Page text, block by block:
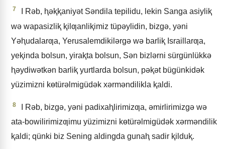
7
I Rǝb, ⱨǝⱪⱪaniyǝt Sǝndila tepilidu, lekin Sanga asiyliⱪ
wǝ wapasizliⱪ ⱪilƣanliⱪimiz tüpǝylidin, bizgǝ, yǝni
Yǝⱨudalarƣa, Yerusalemdikilǝrgǝ wǝ barliⱪ Israillarƣa,
yeⱪinda bolsun, yiraⱪta bolsun, Sǝn bizlǝrni sürgünlükkǝ
ⱨǝydiwǝtkǝn barliⱪ yurtlarda bolsun, pǝⱪǝt bügünkidǝk
yüzimizni kɵtürǝlmigüdǝk xǝrmǝndilikla ⱪaldi.
8
I Rǝb, bizgǝ, yǝni padixaⱨlirimizƣa, ǝmirlirimizgǝ wǝ
ata-bowilirimizƣimu yüzimizni kɵtürǝlmigüdǝk xǝrmǝndilik
ⱪaldi; qünki biz Sening aldingda gunaⱨ sadir ⱪilduⱪ.